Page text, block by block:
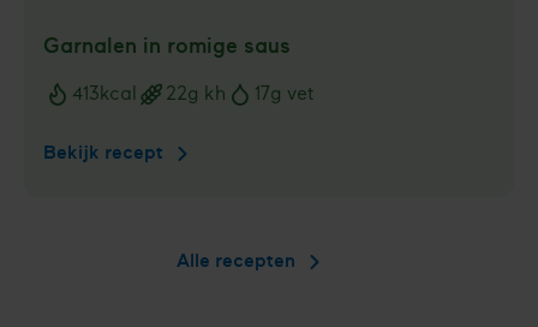
Garnalen in romige saus
413kcal 22g kh 17g vet
Bekijk recept Garnalen
Alle recepten